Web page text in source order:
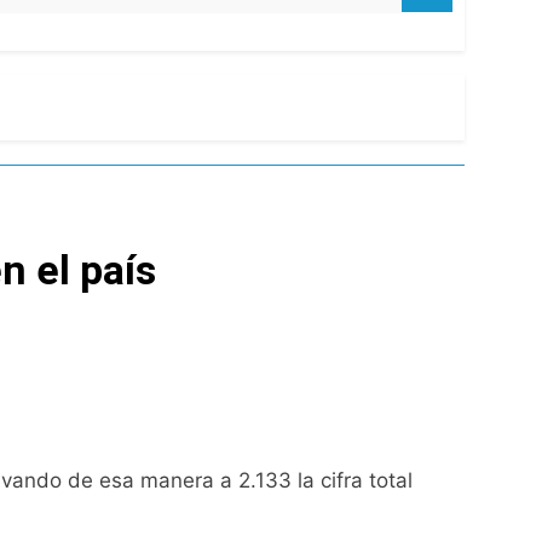
mínimas cercanas a 1°C
de chats privados
el proyecto a comisión
el país
de esa manera a 2.133 la cifra total